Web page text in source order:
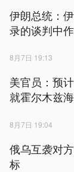
伊朗总统：
录的谈判中
8月7日 19:13
美官员：预
就霍尔木兹
8月7日 19:04
俄乌互袭对
标